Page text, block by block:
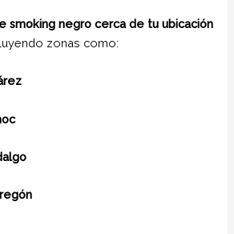
smoking negro cerca de tu ubicación
zonas como: